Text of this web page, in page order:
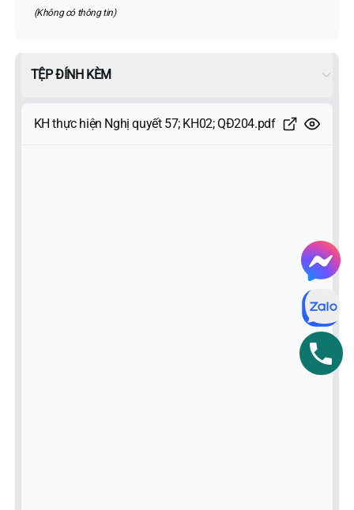
(Không có thông tin)
TỆP ĐÍNH KÈM
KH thực hiện Nghị quyết 57; KH02; QĐ204.pdf